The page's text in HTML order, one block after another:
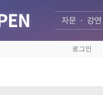
로그인